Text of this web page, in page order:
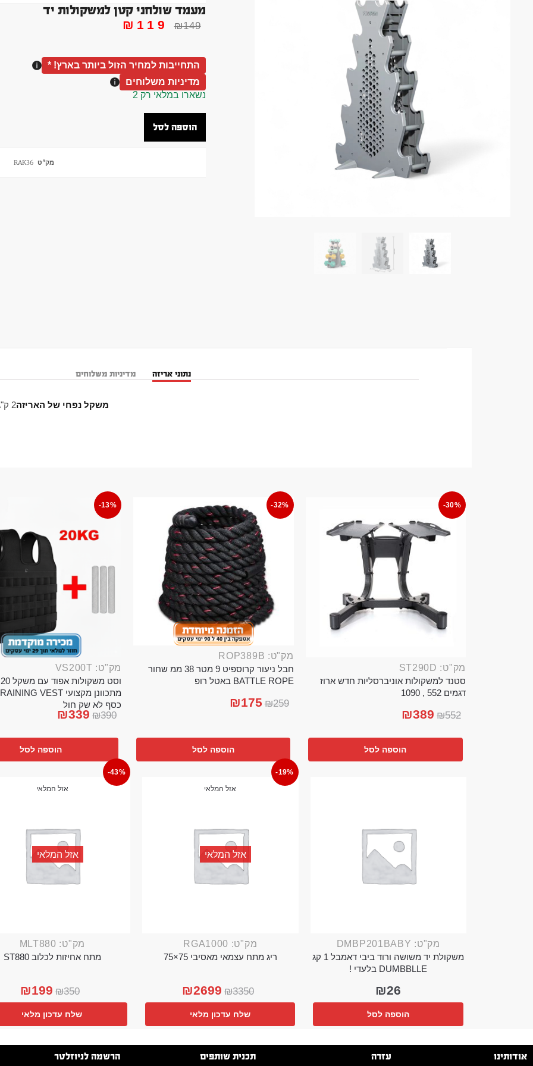
מעמד שולחני קטן למשקולות יד
₪149
₪ 119
התחייבות למחיר הזול ביותר בארץ! *
מדיניות משלוחים
נשארו במלאי רק 2
הוספה לסל
מק"ט RAK36
נתוני אריזה מדיניות משלוחים
משקל נפחי של האריזה2 ק"ג
-30%
מק"ט: ST290D
סטנד למשקולות אוניברסליות חדש ארוז
דגמים 552 , 1090
₪552
₪389
הוספה לסל
-32%
מק"ט: ROP389B
חבל ניעור קרוספיט 9 מטר 38 ממ שחור
BATTLE ROPE באטל רופ
₪259
₪175
הוספה לסל
-13%
מק"ט: VS200T
כסף לא שק חול
₪390
₪339
הוספה לסל
מק"ט: DMBP201BABY
משקולת יד משושה ורוד ביבי דאמבל 1 קג
DUMBBLLE בלעדי !
₪26
הוספה לסל
-19%
אזל המלאי
אזל המלאי
מק"ט: RGA1000
ריג מתח עצמאי מאסיבי 75×75
₪3350
₪2699
שלח עדכון מלאי
-43%
אזל המלאי
אזל המלאי
מק"ט: MLT880
מתח אחיזות לכלוב ST880
₪350
₪199
שלח עדכון מלאי
אודותינו עזרה תכנית שותפים הרשמה לניוזלטר